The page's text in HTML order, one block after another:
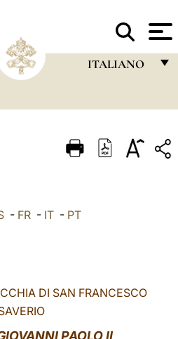
ITALIANO
ITALIANO
- FR- IT- PT
DI SAN FRANCESCO
PAOLO II